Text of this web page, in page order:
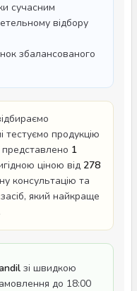
сучасним
відбору
збалансованого
тестуємо продукцію
представлено 1
ціною від 278
консультацію та
який найкраще
зі швидкою
до 18:00